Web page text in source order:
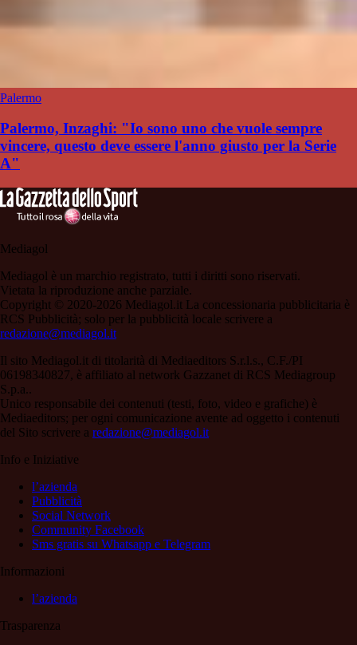
Palermo
Palermo, Inzaghi: "Io sono uno che vuole sempre
vincere, questo deve essere l'anno giusto per la Serie
A"
Mediagol
Mediagol è un marchio registrato, tutti i diritti sono riservati.
Vietata la riproduzione anche parziale.
Copyright © 2020-2026 Mediagol.it La concessionaria pubblicitaria è
RCS Pubblicità; solo per la pubblicità locale scrivere a
redazione@mediagol.it
Il sito Mediagol.it di titolarità di Mediaeditors S.r.l.s., C.F./PI
06198340827, è affiliato al network Gazzanet di RCS Mediagroup
S.p.a..
Unico responsabile dei contenuti (testi, foto, video e grafiche) è
Mediaeditors; per ogni comunicazione avente ad oggetto i contenuti
del Sito scrivere a redazione@mediagol.it
Info e Iniziative
l’azienda
Pubblicità
Social Network
Community Facebook
Sms gratis su Whatsapp e Telegram
Informazioni
l’azienda
Trasparenza